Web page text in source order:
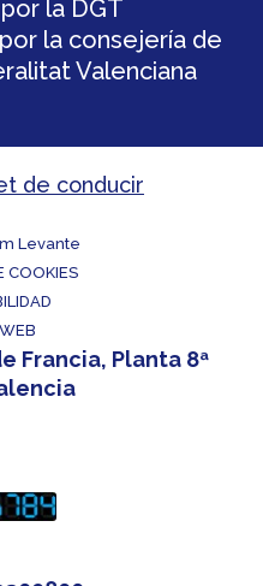
Levante
COOKIES
Francia, Planta 8ª